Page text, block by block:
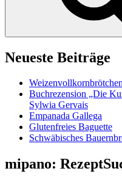
Neueste Beiträge
Buchrezension „Die
Sylwia Gervais
Empanada Gallega
Glutenfreies Baguette
Schwäbisches
mipano: